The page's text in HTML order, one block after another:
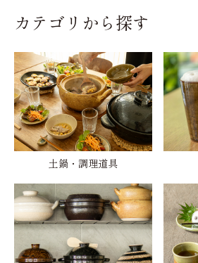
カテゴリから探す
土鍋・調理道具